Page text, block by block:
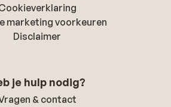
marketing voorkeuren
Disclaimer
je hulp nodig?
& contact